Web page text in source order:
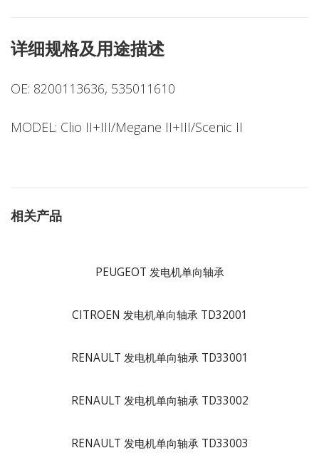
详细规格及用途描述
OE: 8200113636, 535011610
MODEL: Clio II+III/Megane II+III/Scenic II
相关产品
PEUGEOT 发电机单向轴承
CITROEN 发电机单向轴承 TD32001
RENAULT 发电机单向轴承 TD33001
RENAULT 发电机单向轴承 TD33002
RENAULT 发电机单向轴承 TD33003